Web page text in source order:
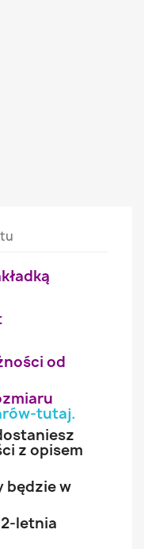
od
tutaj.
z opisem
będzie w
letnia